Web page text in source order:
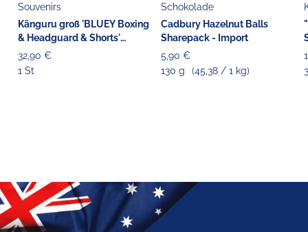
Souvenirs
Känguru groß 'BLUEY Boxing
& Headguard & Shorts'
Stofftier blau, 42 cm
32,90 €
1 St
Schokolade
Cadbury Hazelnut Balls
Sharepack - Import
5,90 €
130 g
(45,38 / 1 kg)